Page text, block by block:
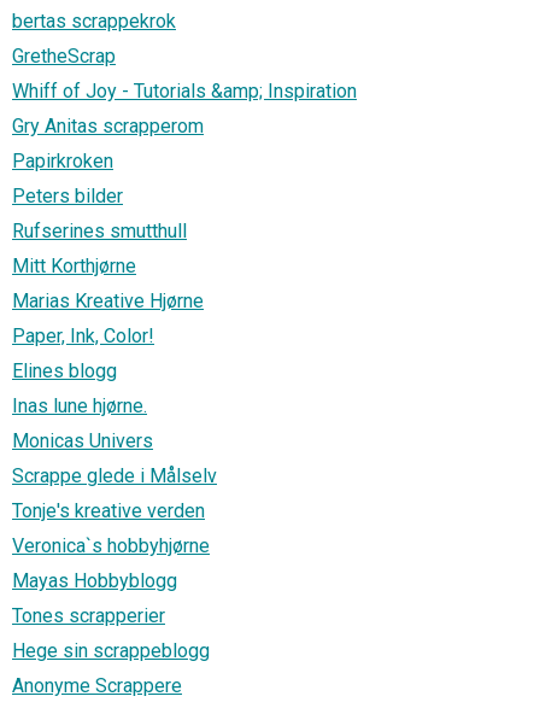
bertas scrappekrok
GretheScrap
Whiff of Joy - Tutorials &amp; Inspiration
Gry Anitas scrapperom
Papirkroken
Peters bilder
Rufserines smutthull
Mitt Korthjørne
Marias Kreative Hjørne
Paper, Ink, Color!
Elines blogg
Inas lune hjørne.
Monicas Univers
Scrappe glede i Målselv
Tonje's kreative verden
Veronica`s hobbyhjørne
Mayas Hobbyblogg
Tones scrapperier
Hege sin scrappeblogg
Anonyme Scrappere